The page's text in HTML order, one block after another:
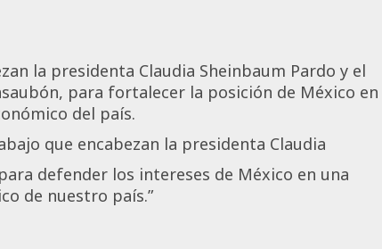
la presidenta Claudia Sheinbaum Pardo y el
para fortalecer la posición de México en
del país.
que encabezan la presidenta Claudia
defender los intereses de México en una
de nuestro país.”